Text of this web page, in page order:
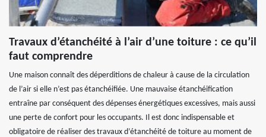
Travaux d’étanchéité à l’air d’une toiture : ce qu’il
faut comprendre
Une maison connaît des déperditions de chaleur à cause de la circulation
de l’air si elle n’est pas étanchéifiée. Une mauvaise étanchéification
entraîne par conséquent des dépenses énergétiques excessives, mais aussi
une perte de confort pour les occupants. Il est donc indispensable et
obligatoire de réaliser des travaux d’étanchéité de toiture au moment de